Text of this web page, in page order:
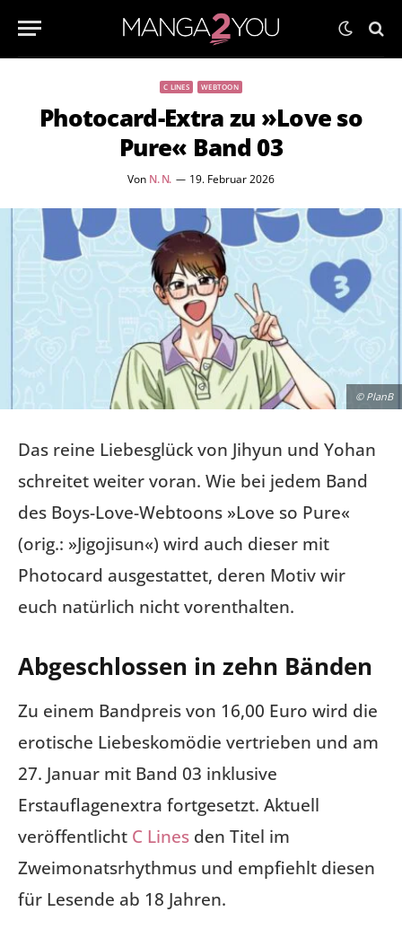
C LINES WEBTOON
Photocard-Extra zu »Love so
Pure« Band 03
Von N. N. 19. Februar 2026
© PlanB
Das reine Liebesglück von Jihyun und Yohan
schreitet weiter voran. Wie bei jedem Band
des Boys-Love-Webtoons »Love so Pure«
(orig.: »Jigojisun«) wird auch dieser mit
Photocard ausgestattet, deren Motiv wir
euch natürlich nicht vorenthalten.
Abgeschlossen in zehn Bänden
Zu einem Bandpreis von 16,00 Euro wird die
erotische Liebeskomödie vertrieben und am
27. Januar mit Band 03 inklusive
Erstauflagenextra fortgesetzt. Aktuell
veröffentlicht C Lines den Titel im
Zweimonatsrhythmus und empfiehlt diesen
für Lesende ab 18 Jahren.